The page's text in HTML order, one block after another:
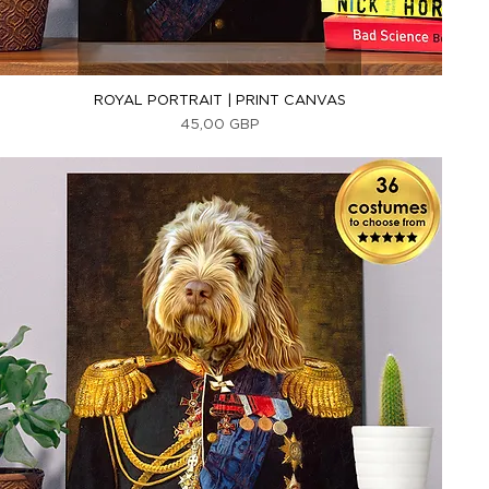
Vista rápida
ROYAL PORTRAIT | PRINT CANVAS
Precio
45,00 GBP